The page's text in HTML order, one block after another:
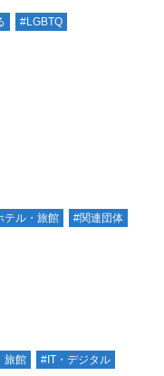
#LGBTQ
テル・旅館
#関連団体
旅館
#IT・デジタル